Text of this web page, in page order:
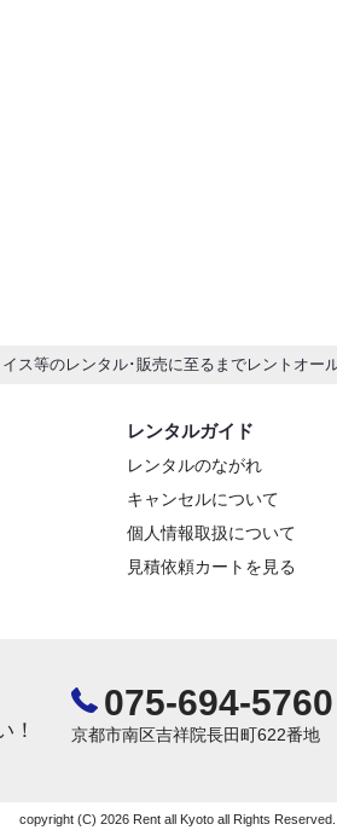
ス等のレンタル･販売に至るまでレントオー
レンタルガイド
レンタルのながれ
キャンセルについて
個人情報取扱について
見積依頼カートを見る
！
075-694-5760
京都市南区吉祥院長田町622番地
copyright (C) 2026 Rent all Kyoto all Rights Reserved.